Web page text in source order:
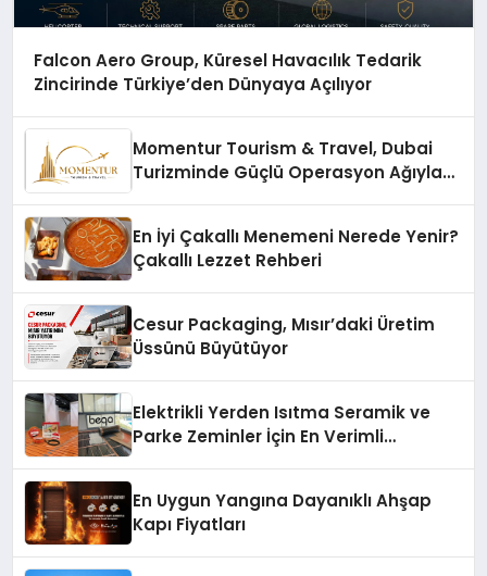
Falcon Aero Group, Küresel Havacılık Tedarik
Zincirinde Türkiye’den Dünyaya Açılıyor
Momentur Tourism & Travel, Dubai
Turizminde Güçlü Operasyon Ağıyla
En İyi Çakallı Menemeni Nerede Yenir?
Çakallı Lezzet Rehberi
Cesur Packaging, Mısır’daki Üretim
Üssünü Büyütüyor
Elektrikli Yerden Isıtma Seramik ve
Parke Zeminler İçin En Verimli
En Uygun Yangına Dayanıklı Ahşap
Kapı Fiyatları